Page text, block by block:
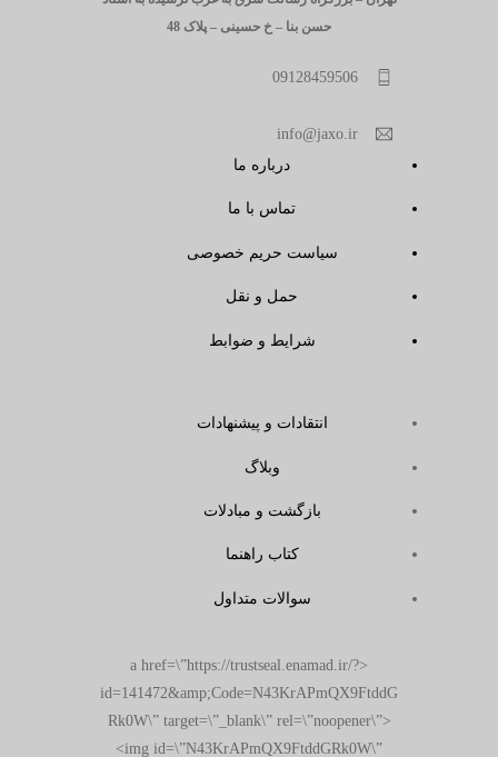
حسن بنا – خ حسینی – پلاک 48
09128459506
info@jaxo.ir
درباره ما
تماس با ما
سیاست حریم خصوصی
حمل و نقل
شرایط و ضوابط
انتقادات و پیشنهادات
وبلاگ
بازگشت و مبادلات
کتاب راهنما
سوالات متداول
<a href=\”https://trustseal.enamad.ir/?
id=141472&amp;Code=N43KrAPmQX9FtddG
Rk0W\” target=\”_blank\” rel=\”noopener\”>
<img id=\”N43KrAPmQX9FtddGRk0W\”